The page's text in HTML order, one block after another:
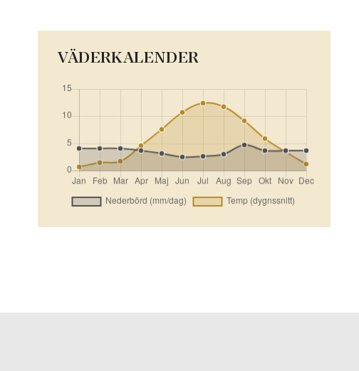
VÄDERKALENDER